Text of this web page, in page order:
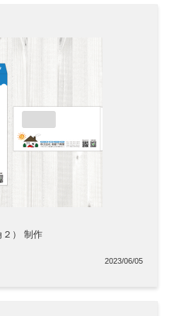
２） 制作
2023/06/05